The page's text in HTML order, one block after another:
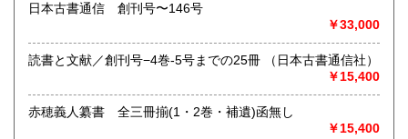
歴史、美術工芸、趣味、サブカルチャー、古書一般（その
他）
日本古書通信 創刊号〜146号
￥33,000
読書と文献／創刊号−4巻-5号までの25冊 （日本古書通信社）
￥15,400
赤穂義人纂書 全三冊揃(1・2巻・補遺)函無し
￥15,400